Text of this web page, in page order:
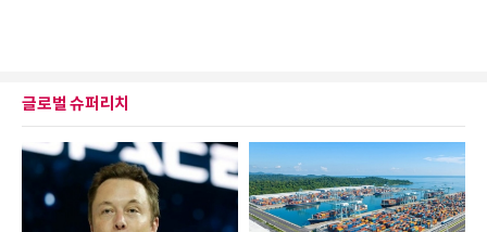
글로벌 슈퍼리치